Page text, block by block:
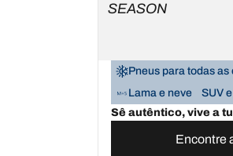
SEASON
Pneus para todas as
Lama e neve
SUV
Sê autêntico, vive a
Encontre